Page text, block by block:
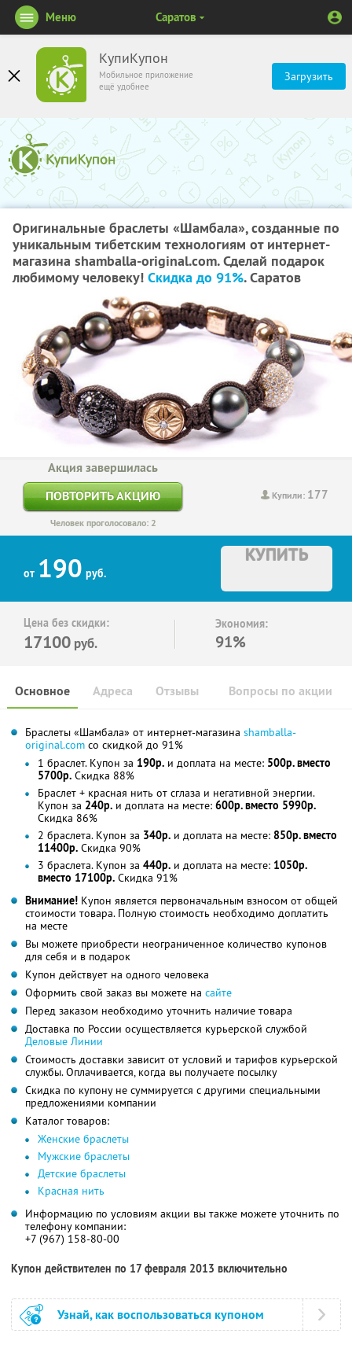
КупиКупон
Мобильное приложение
ещё удобнее
Загрузить
Меню Саратов
Оригинальные браслеты «Шамбала», созданные по
уникальным тибетским технологиям от интернет-
магазина shamballa-original.com. Сделай подарок
любимому человеку! Скидка до 91%. Саратов
Купили: 177
Акция завершилась
ПОВТОРИТЬ АКЦИЮ
Человек проголосовало: 2
от 190 руб.
КУПИТЬ
Цена без скидки:
17100 руб.
Экономия:
91%
Основное Отзывы Вопросы по акции
Адреса
Браслеты «Шамбала» от интернет-магазина shamballa-
original.com со скидкой до 91%
1 браслет. Купон за 190р. и доплата на месте: 500р. вместо
5700р. Скидка 88%
Браслет + красная нить от сглаза и негативной энергии.
Купон за 240р. и доплата на месте: 600р. вместо 5990р.
Скидка 86%
2 браслета. Купон за 340р. и доплата на месте: 850р. вместо
11400р. Скидка 90%
3 браслета. Купон за 440р. и доплата на месте: 1050р.
вместо 17100р. Скидка 91%
Внимание! Купон является первоначальным взносом от общей
стоимости товара. Полную стоимость необходимо доплатить
на месте
Вы можете приобрести неограниченное количество купонов
для себя и в подарок
Купон действует на одного человека
Оформить свой заказ вы можете на сайте
Перед заказом необходимо уточнить наличие товара
Доставка по России осуществляется курьерской службой
Деловые Линии
Стоимость доставки зависит от условий и тарифов курьерской
службы. Оплачивается, когда вы получаете посылку
Скидка по купону не суммируется с другими специальными
предложениями компании
Каталог товаров:
Женские браслеты
Мужские браслеты
Детские браслеты
Красная нить
Информацию по условиям акции вы также можете уточнить по
телефону компании:
+7 (967) 158-80-00
Купон действителен по 17 февраля 2013 включительно
Узнай, как воспользоваться купоном